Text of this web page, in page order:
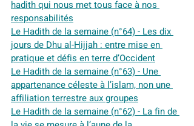
hadith qui nous met tous face à nos
responsabilités
Le Hadith de la semaine (n°64) - Les dix
jours de Dhu al-Hijjah : entre mise en
pratique et défis en terre d’Occident
Le Hadith de la semaine (n°63) - Une
appartenance céleste à l’islam, non une
affiliation terrestre aux groupes
Le Hadith de la semaine (n°62) - La fin de